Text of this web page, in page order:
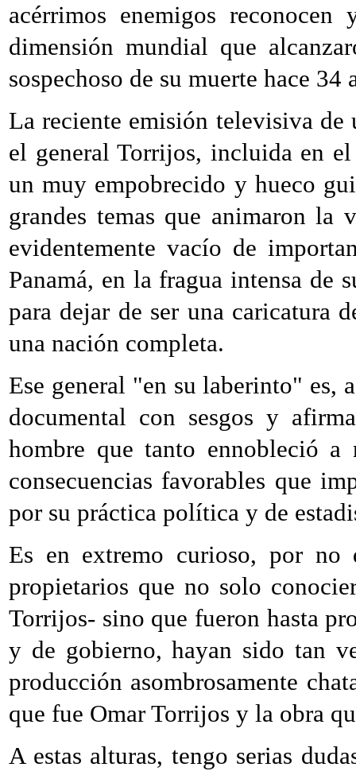
acérrimos enemigos
dimensión mundial que
sospechoso de su muerte hace 34
La reciente emisión televisiva de
el general Torrijos, incluida en
un muy empobrecido y hueco
grandes temas que animaron
evidentemente vacío de
Panamá, en la fragua intensa de
para dejar de ser una caricatura
una nación completa.
Ese general "en su laberinto" es,
documental con sesgos y
hombre que tanto ennobleció
consecuencias favorables que
por su práctica política y de
Es en extremo curioso, por no
propietarios que no solo
Torrijos- sino que fueron hasta
y de gobierno, hayan sido tan
producción asombrosamente
que fue Omar Torrijos y la obra
A estas alturas, tengo serias